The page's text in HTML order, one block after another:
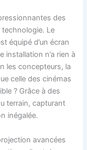
des
Le
équipé d’un écran
installation n’a rien à
les concepteurs, la
celle des cinémas
? Grâce à des
terrain, capturant
inégalée.
avancées